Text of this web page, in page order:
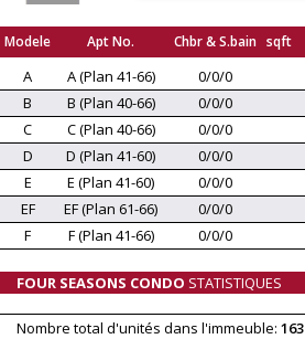
Modele Apt No. Chbr & S.bain sqft
A A (Plan 41-66) 0/0/0
B
B (Plan 40-66) 0/0/0
C
C (Plan 40-66) 0/0/0
D
D (Plan 41-60) 0/0/0
E
E (Plan 41-60) 0/0/0
EF
EF (Plan 61-66) 0/0/0
F
F (Plan 41-66) 0/0/0
FOUR SEASONS CONDO STATISTIQUES
Nombre total d'unités dans l'immeuble: 163